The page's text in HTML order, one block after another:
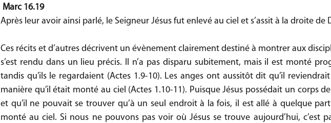
Marc 16.19
Après leur avoir ainsi parlé, le Seigneur Jésus fut enlevé au ciel et s’assit à la droite de
Ces récits et d’autres décrivent un évènement clairement destiné à montrer aux
s’est rendu dans un lieu précis. Il n’a pas disparu subitement, mais il est monté
tandis qu’ils le regardaient (Actes 1.9-10). Les anges ont aussitôt dit qu’il
manière qu’il était monté au ciel (Actes 1.10-11). Puisque Jésus possédait un corps
et qu’il ne pouvait se trouver qu’à un seul endroit à la fois, il est allé à quelque
monté au ciel. Si nous ne pouvons pas voir où Jésus se trouve aujourd’hui, c’est